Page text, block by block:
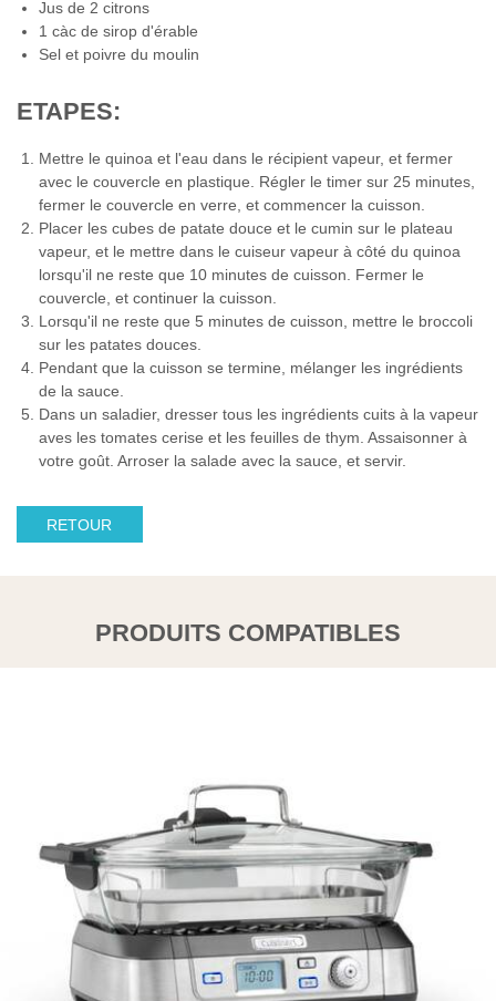
Jus de 2 citrons
1 càc de sirop d'érable
Sel et poivre du moulin
ETAPES:
Mettre le quinoa et l'eau dans le récipient vapeur, et fermer
avec le couvercle en plastique. Régler le timer sur 25 minutes,
fermer le couvercle en verre, et commencer la cuisson.
Placer les cubes de patate douce et le cumin sur le plateau
vapeur, et le mettre dans le cuiseur vapeur à côté du quinoa
lorsqu'il ne reste que 10 minutes de cuisson. Fermer le
couvercle, et continuer la cuisson.
Lorsqu'il ne reste que 5 minutes de cuisson, mettre le broccoli
sur les patates douces.
Pendant que la cuisson se termine, mélanger les ingrédients
de la sauce.
Dans un saladier, dresser tous les ingrédients cuits à la vapeur
aves les tomates cerise et les feuilles de thym. Assaisonner à
votre goût. Arroser la salade avec la sauce, et servir.
RETOUR
PRODUITS COMPATIBLES